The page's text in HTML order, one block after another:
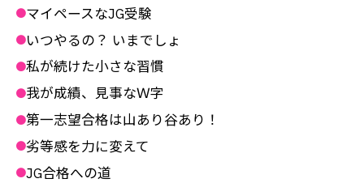
●マイペースなJG受験
●いつやるの？ いまでしょ
●私が続けた小さな習慣
●我が成績、見事なＷ字
●第一志望合格は山あり谷あり！
●劣等感を力に変えて
●JG合格への道